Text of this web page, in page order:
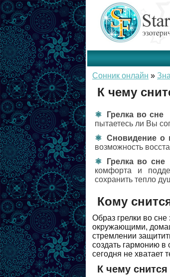
Сонник онлайн »
К чему
Грелка во сне
пытаетесь ли Вы
Сновидение о
возможность
Грелка во сне
комфорта и
сохранить тепло
Кому
Образ грелки во
окружающими,
стремлении
создать гармонию в
сегодня не хватает
К чему